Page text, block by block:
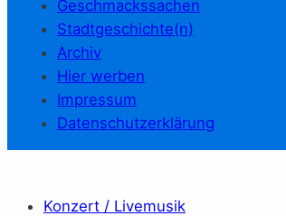
Geschmackssachen
Stadtgeschichte(n)
Archiv
Hier werben
Impressum
Datenschutzerklärung
Konzert / Livemusik